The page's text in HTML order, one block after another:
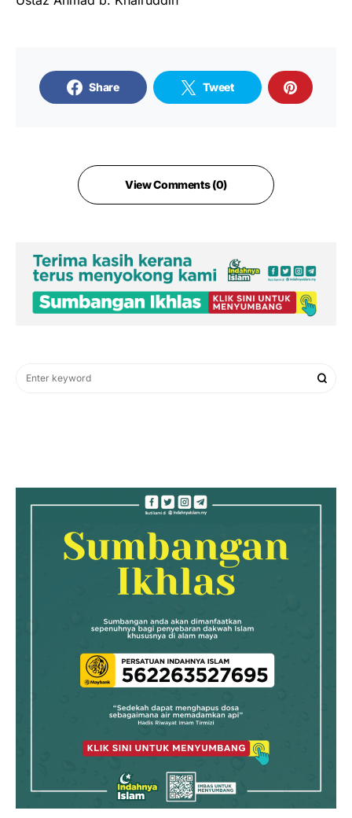
Share Tweet
View Comments (0)